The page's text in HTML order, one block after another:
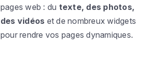
pages web : du texte, des photos,
des vidéos et de nombreux widgets
pour rendre vos pages dynamiques.